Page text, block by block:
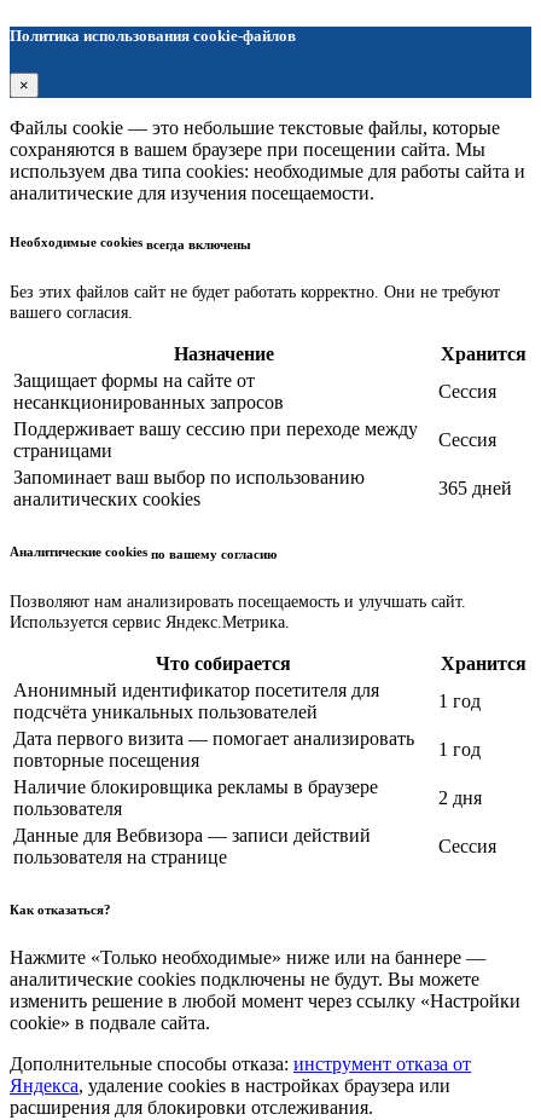
Политика использования cookie-файлов
×
Файлы cookie — это небольшие текстовые файлы, которые
сохраняются в вашем браузере при посещении сайта. Мы
используем два типа cookies: необходимые для работы сайта и
аналитические для изучения посещаемости.
Необходимые cookies всегда включены
Без этих файлов сайт не будет работать корректно. Они не требуют
вашего согласия.
Назначение
Хранится
Защищает формы на сайте от
несанкционированных запросов
Сессия
Поддерживает вашу сессию при переходе между
страницами
Сессия
Запоминает ваш выбор по использованию
аналитических cookies
365 дней
Аналитические cookies по вашему согласию
Позволяют нам анализировать посещаемость и улучшать сайт.
Используется сервис Яндекс.Метрика.
Что собирается
Хранится
Анонимный идентификатор посетителя для
подсчёта уникальных пользователей
1 год
Дата первого визита — помогает анализировать
повторные посещения
1 год
Наличие блокировщика рекламы в браузере
пользователя
2 дня
Данные для Вебвизора — записи действий
пользователя на странице
Сессия
Как отказаться?
Нажмите «Только необходимые» ниже или на баннере —
аналитические cookies подключены не будут. Вы можете
изменить решение в любой момент через ссылку «Настройки
cookie» в подвале сайта.
Дополнительные способы отказа: инструмент отказа от
Яндекса, удаление cookies в настройках браузера или
расширения для блокировки отслеживания.